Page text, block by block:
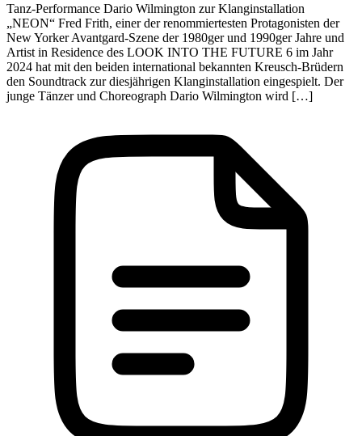
Tanz-Performance Dario Wilmington zur Klanginstallation
„NEON“ Fred Frith, einer der renommiertesten Protagonisten der
New Yorker Avantgard-Szene der 1980ger und 1990ger Jahre und
Artist in Residence des LOOK INTO THE FUTURE 6 im Jahr
2024 hat mit den beiden international bekannten Kreusch-Brüdern
den Soundtrack zur diesjährigen Klanginstallation eingespielt. Der
junge Tänzer und Choreograph Dario Wilmington wird […]